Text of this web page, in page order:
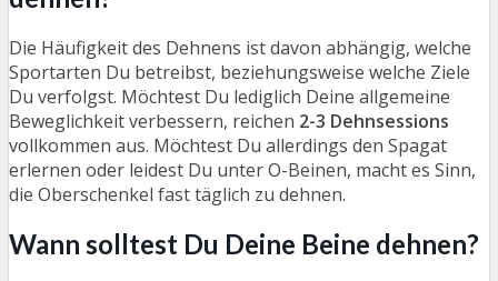
Die Häufigkeit des Dehnens ist davon abhängig, welche
Sportarten Du betreibst, beziehungsweise welche Ziele
Du verfolgst. Möchtest Du lediglich Deine allgemeine
Beweglichkeit verbessern, reichen 2-3 Dehnsessions
vollkommen aus. Möchtest Du allerdings den Spagat
erlernen oder leidest Du unter O-Beinen, macht es Sinn,
die Oberschenkel fast täglich zu dehnen.
Wann solltest Du Deine Beine dehnen?